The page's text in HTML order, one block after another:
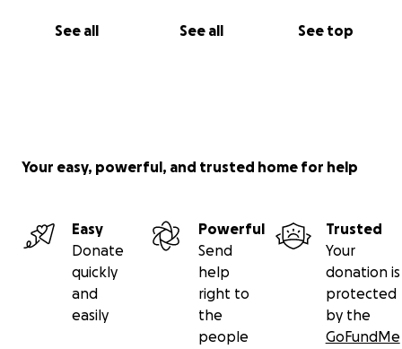
See all See all See top
Sen Ailesi
Your easy, powerful, and trusted home for help
Easy
Donate
quickly
and
easily
Powerful
Send
help
right to
the
people
Trusted
Your
donation is
protected
by the
GoFundMe